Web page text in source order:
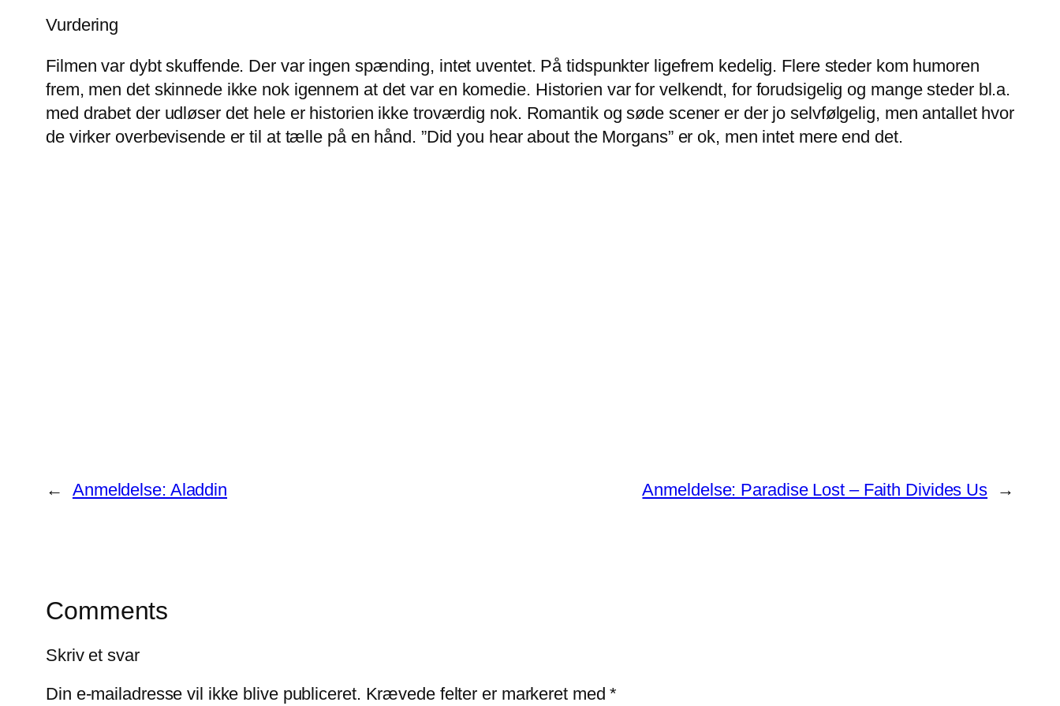
Vurdering
Filmen var dybt skuffende. Der var ingen spænding, intet uventet. På tidspunkter ligefrem kedelig. Flere steder kom humoren
frem, men det skinnede ikke nok igennem at det var en komedie. Historien var for velkendt, for forudsigelig og mange steder bl.a.
med drabet der udløser det hele er historien ikke troværdig nok. Romantik og søde scener er der jo selvfølgelig, men antallet hvor
de virker overbevisende er til at tælle på en hånd. ”Did you hear about the Morgans” er ok, men intet mere end det.
← Anmeldelse: Aladdin Anmeldelse: Paradise Lost – Faith Divides Us →
Comments
Skriv et svar
Din e-mailadresse vil ikke blive publiceret. Krævede felter er markeret med*